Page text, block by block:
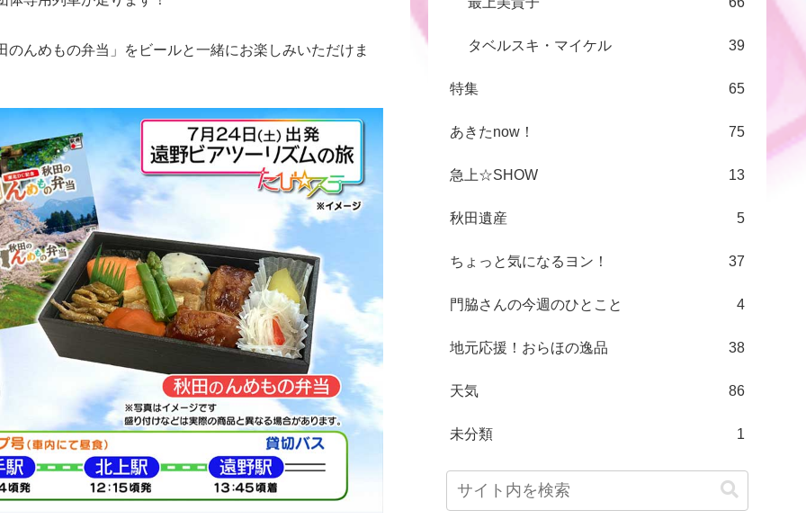
んめもの弁当」をビールと一緒にお楽しみいただけま
タベルスキ・マイケル 39
特集 65
あきたnow！ 75
急上☆SHOW 13
秋田遺産 5
ちょっと気になるヨン！ 37
門脇さんの今週のひとこと 4
地元応援！おらほの逸品 38
天気 86
未分類 1